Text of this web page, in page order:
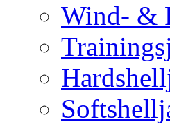
Wind- &